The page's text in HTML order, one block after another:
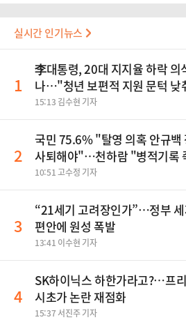
실시간 인기뉴스
1
李대통령, 20대 지지율 하락 의
나…"청년 보편적 지원 문턱 낮
15:13 김수현 기자
2
국민 75.6% "탈영 의혹 안규백
사퇴해야"…천하람 "병적기록
공개하라"
10:51 고수정 기자
3
“21세기 고려장인가”…정부 세
편안에 원성 폭발
13:41 이수현 기자
4
SK하이닉스 하한가라고?…프
시초가 논란 재점화
15:37 서진주 기자